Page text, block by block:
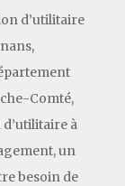
d’utilitaire
Comté,
à
un
besoin de